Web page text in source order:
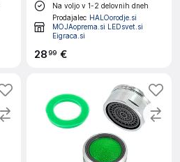
Na voljo v 1-2 delovnih dneh
Prodajalec HALOorodje.si
MOJAoprema.si LEDsvet.si
Eigraca.si
2899 €